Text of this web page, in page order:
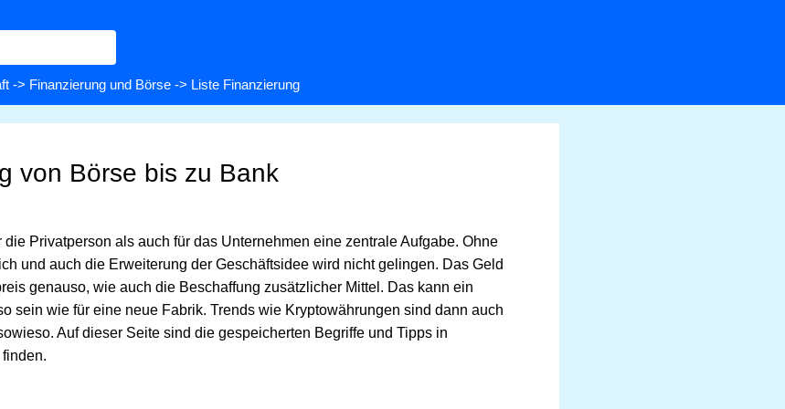
-> Finanzierung und Börse -> Liste Finanzierung
von Börse bis zu Bank
Privatperson als auch für das Unternehmen eine zentrale Aufgabe. Ohne
und auch die Erweiterung der Geschäftsidee wird nicht gelingen. Das Geld
genauso, wie auch die Beschaffung zusätzlicher Mittel. Das kann ein
sein wie für eine neue Fabrik. Trends wie Kryptowährungen sind dann auch
Auf dieser Seite sind die gespeicherten Begriffe und Tipps in